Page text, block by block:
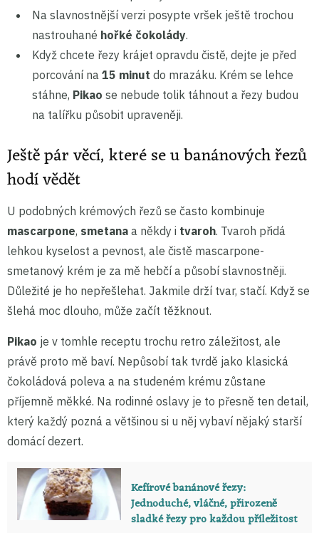
Na slavnostnější verzi posypte vršek ještě trochou
nastrouhané hořké čokolády.
Když chcete řezy krájet opravdu čistě, dejte je před
porcování na 15 minut do mrazáku. Krém se lehce
stáhne, Pikao se nebude tolik táhnout a řezy budou
na talířku působit upraveněji.
Ještě pár věcí, které se u banánových řezů
hodí vědět
U podobných krémových řezů se často kombinuje
mascarpone, smetana a někdy i tvaroh. Tvaroh přidá
lehkou kyselost a pevnost, ale čistě mascarpone-
smetanový krém je za mě hebčí a působí slavnostněji.
Důležité je ho nepřešlehat. Jakmile drží tvar, stačí. Když se
šlehá moc dlouho, může začít těžknout.
Pikao je v tomhle receptu trochu retro záležitost, ale
právě proto mě baví. Nepůsobí tak tvrdě jako klasická
čokoládová poleva a na studeném krému zůstane
příjemně měkké. Na rodinné oslavy je to přesně ten detail,
který každý pozná a většinou si u něj vybaví nějaký starší
domácí dezert.
Kefírové banánové řezy:
Jednoduché, vláčné, přirozeně
sladké řezy pro každou příležitost